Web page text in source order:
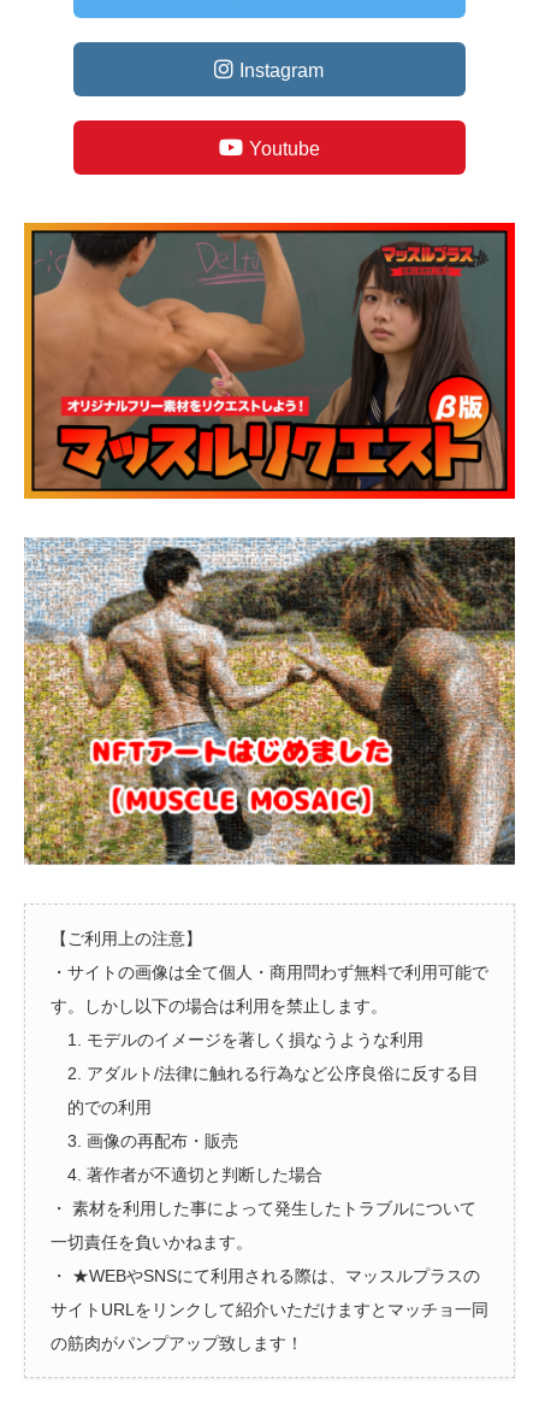
Instagram
Youtube
【ご利用上の注意】
・サイトの画像は全て個人・商用問わず無料で利用可能で
す。しかし以下の場合は利用を禁止します。
1. モデルのイメージを著しく損なうような利用
2. アダルト/法律に触れる行為など公序良俗に反する目
的での利用
3. 画像の再配布・販売
4. 著作者が不適切と判断した場合
・ 素材を利用した事によって発生したトラブルについて
一切責任を負いかねます。
・ ★WEBやSNSにて利用される際は、マッスルプラスの
サイトURLをリンクして紹介いただけますとマッチョ一同
の筋肉がパンプアップ致します！